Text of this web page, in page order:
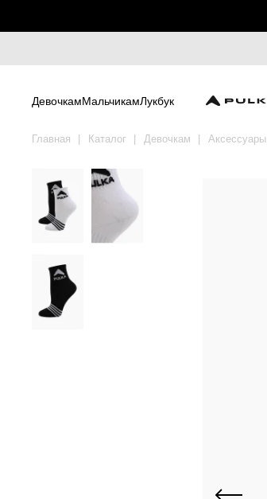
ДевочкамМальчикамЛукбук
Главная Каталог Девочкам Аксессуары